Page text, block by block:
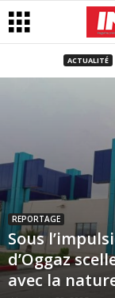
ACTUALITÉ
REPORTAGE
Sous
d’Oggaz
avec la